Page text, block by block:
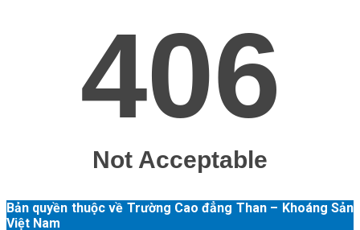
Bản quyền thuộc về Trường Cao đẳng Than – Khoáng Sản
Việt Nam